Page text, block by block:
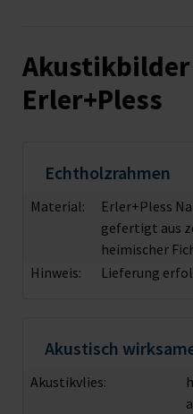
Akustikbilder
Erler+Pless
Echtholzrahmen
Material:
Erler+Pless
gefertigt aus
heimischer
Hinweis:
Lieferung
Akustisch
Akustikvlies: